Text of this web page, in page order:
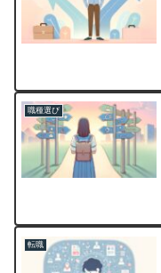
職種選び
転職